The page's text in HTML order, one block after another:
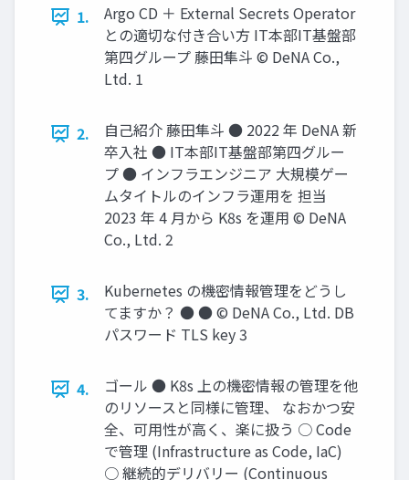
1.
Argo CD ＋ External Secrets Operator
との適切な付き合い方 IT本部IT基盤部
第四グループ 藤⽥隼⽃ © DeNA Co.,
Ltd. 1
2.
⾃⼰紹介 藤⽥隼⽃ ● 2022 年 DeNA 新
卒⼊社 ● IT本部IT基盤部第四グルー
プ ● インフラエンジニア 大規模ゲー
ムタイトルのインフラ運用を 担当
2023 年 4 月から K8s を運用 © DeNA
Co., Ltd. 2
3.
Kubernetes の機密情報管理をどうし
てますか？ ● ● © DeNA Co., Ltd. DB
パスワード TLS key 3
4.
ゴール ● K8s 上の機密情報の管理を他
のリソースと同様に管理、 なおかつ安
全、可⽤性が⾼く、楽に扱う ○ Code
で管理 (Infrastructure as Code, IaC)
○ 継続的デリバリー (Continuous